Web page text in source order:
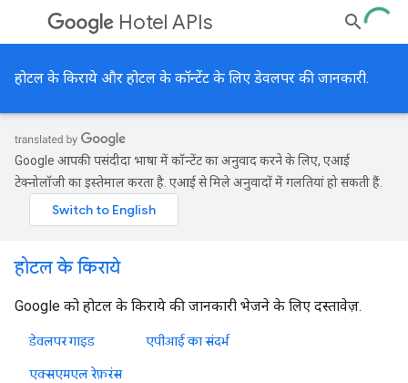
Hotel APIs
होटल के किराये और होटल के कॉन्टेंट के लिए डेवलपर की जानकारी.
Google आपकी पसंदीदा भाषा में कॉन्टेंट का अनुवाद करने के लिए, एआई
टेक्नोलॉजी का इस्तेमाल करता है. एआई से मिले अनुवादों में गलतियां हो सकती हैं.
होटल के किराये
Google को होटल के किराये की जानकारी भेजने के लिए दस्तावेज़.
डेवलपर गाइड
एपीआई का संदर्भ
एक्सएमएल रेफ़रंस